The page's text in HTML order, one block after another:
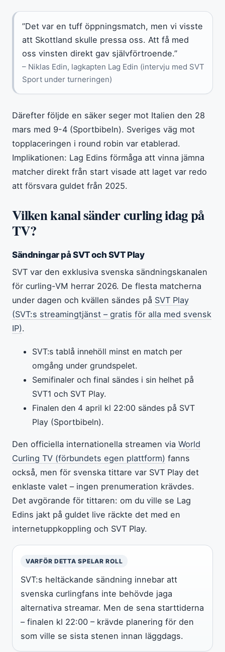
”Det var en tuff öppningsmatch, men vi visste
att Skottland skulle pressa oss. Att få med
oss vinsten direkt gav självförtroende.”
– Niklas Edin, lagkapten Lag Edin (intervju med SVT
Sport under turneringen)
Därefter följde en säker seger mot Italien den 28
mars med 9-4 (Sportbibeln). Sveriges väg mot
topplaceringen i round robin var etablerad.
Implikationen: Lag Edins förmåga att vinna jämna
matcher direkt från start visade att laget var redo
att försvara guldet från 2025.
Vilken kanal sänder curling idag på
TV?
Sändningar på SVT och SVT Play
SVT var den exklusiva svenska sändningskanalen
för curling-VM herrar 2026. De flesta matcherna
under dagen och kvällen sändes på SVT Play
(SVT:s streamingtjänst – gratis för alla med svensk
IP).
SVT:s tablå innehöll minst en match per
omgång under grundspelet.
Semifinaler och final sändes i sin helhet på
SVT1 och SVT Play.
Finalen den 4 april kl 22:00 sändes på SVT
Play (Sportbibeln).
Den officiella internationella streamen via World
Curling TV (förbundets egen plattform) fanns
också, men för svenska tittare var SVT Play det
enklaste valet – ingen prenumeration krävdes.
Det avgörande för tittaren: om du ville se Lag
Edins jakt på guldet live räckte det med en
internetuppkoppling och SVT Play.
VARFÖR DETTA SPELAR ROLL
SVT:s heltäckande sändning innebar att
svenska curlingfans inte behövde jaga
alternativa streamar. Men de sena starttiderna
– finalen kl 22:00 – krävde planering för den
som ville se sista stenen innan läggdags.